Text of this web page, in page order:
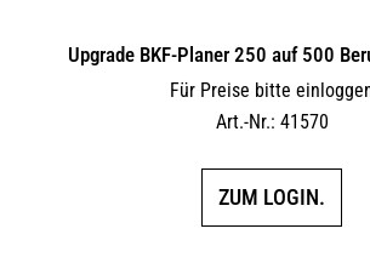
Upgrade BKF-Planer 250 auf 500
Für Preise bitte
Art.-Nr.: 41570
ZUM LOGIN.